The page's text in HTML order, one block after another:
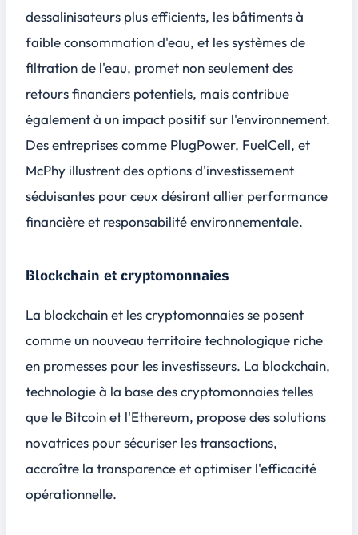
dessalinisateurs plus efficients, les bâtiments à
faible consommation d'eau, et les systèmes de
filtration de l'eau, promet non seulement des
retours financiers potentiels, mais contribue
également à un impact positif sur l'environnement.
Des entreprises comme PlugPower, FuelCell, et
McPhy illustrent des options d'investissement
séduisantes pour ceux désirant allier performance
financière et responsabilité environnementale.
Blockchain et cryptomonnaies
La blockchain et les cryptomonnaies se posent
comme un nouveau territoire technologique riche
en promesses pour les investisseurs. La blockchain,
technologie à la base des cryptomonnaies telles
que le Bitcoin et l'Ethereum, propose des solutions
novatrices pour sécuriser les transactions,
accroître la transparence et optimiser l'efficacité
opérationnelle.